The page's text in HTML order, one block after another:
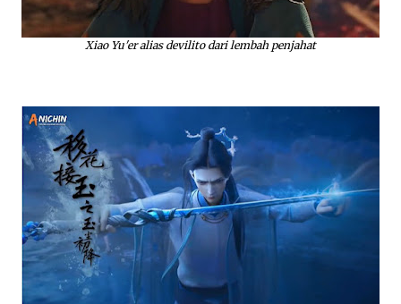
Xiao Yu'er alias devilito dari lembah penjahat